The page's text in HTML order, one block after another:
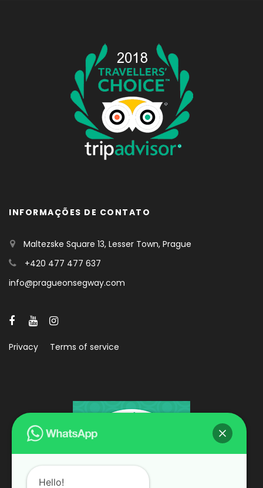
INFORMAÇÕES DE CONTATO
Maltezske Square 13, Lesser Town, Prague
+420 477 477 637
info@pragueonsegway.com
Privacy Terms of service
Hello!